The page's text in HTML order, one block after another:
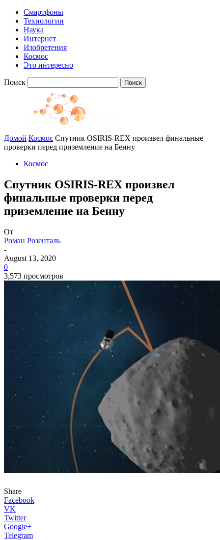
Смартфоны
Технологии
Наука
Интернет
Изобретения
Космос
Это интересно
Поиск
Домой Космос Спутник OSIRIS-REX произвел финальные
проверки перед приземление на Бенну
Космос
Спутник OSIRIS-REX произвел
финальные проверки перед
приземление на Бенну
От
Роман Розенталь
-
August 13, 2020
0
3,573 просмотров
Share
Facebook
VK
Twitter
Google+
Telegram